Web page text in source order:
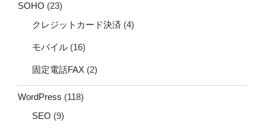
SOHO (23)
クレジットカード決済 (4)
モバイル (16)
固定電話FAX (2)
WordPress (118)
SEO (9)